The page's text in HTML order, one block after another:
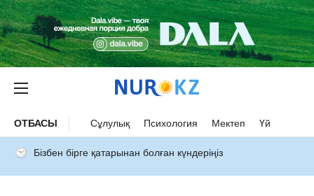
ОТБАСЫ Сұлулық Психология Мектеп Үй
Бізбен бірге қатарынан болған күндеріңіз